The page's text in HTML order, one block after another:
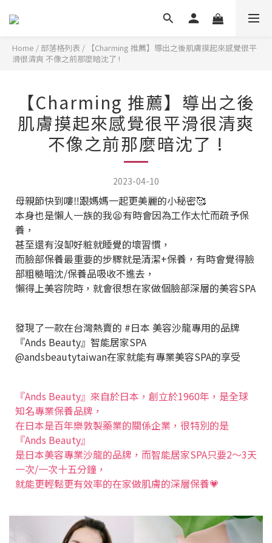
Home / 部落格列表 /
【Charming 推薦】導出之後肌膚摸起來感覺很平
滑很清爽 不像之前那麼暗沈了 !
【Charming 推薦】導出之後
肌膚摸起來感覺很平滑很清爽
不像之前那麼暗沈了 !
2023-04-10
母親節快到嘍‼️跟媽媽一起更美麗的小秘密🥰
本身也是懶人一族的我😫有時會因為工作太忙而疏予保
養，
甚至還有沒缷好粧就睡覺的壞習慣，
而臉部保養最重要的步驟就是清潔+保養， 有時會覺得臉
部粗糙暗沈/保養品吸收不進去，
懶得上美容院時， 就會很想在家做個臉部深層的美容SPA
發現了一款在台灣熱賣的 #日本 美容沙龍專用的品牌
『Ands Beauty』智能居家SPA
@andsbeautytaiwan在家就能有專業美容SPA的享受
『Ands Beauty』來自於日本， 創立於1960年， 是全球
知名專業保養品牌，
在日本是百年樂敦製藥業的關係企業， 很特別的是
『Ands Beauty』
是日本美容專業沙龍的品牌， 而智能居家SPA只要2～3天
一次/一次十五分鐘，
就能更輕鬆更有效率的在家做肌膚的深層保養💗